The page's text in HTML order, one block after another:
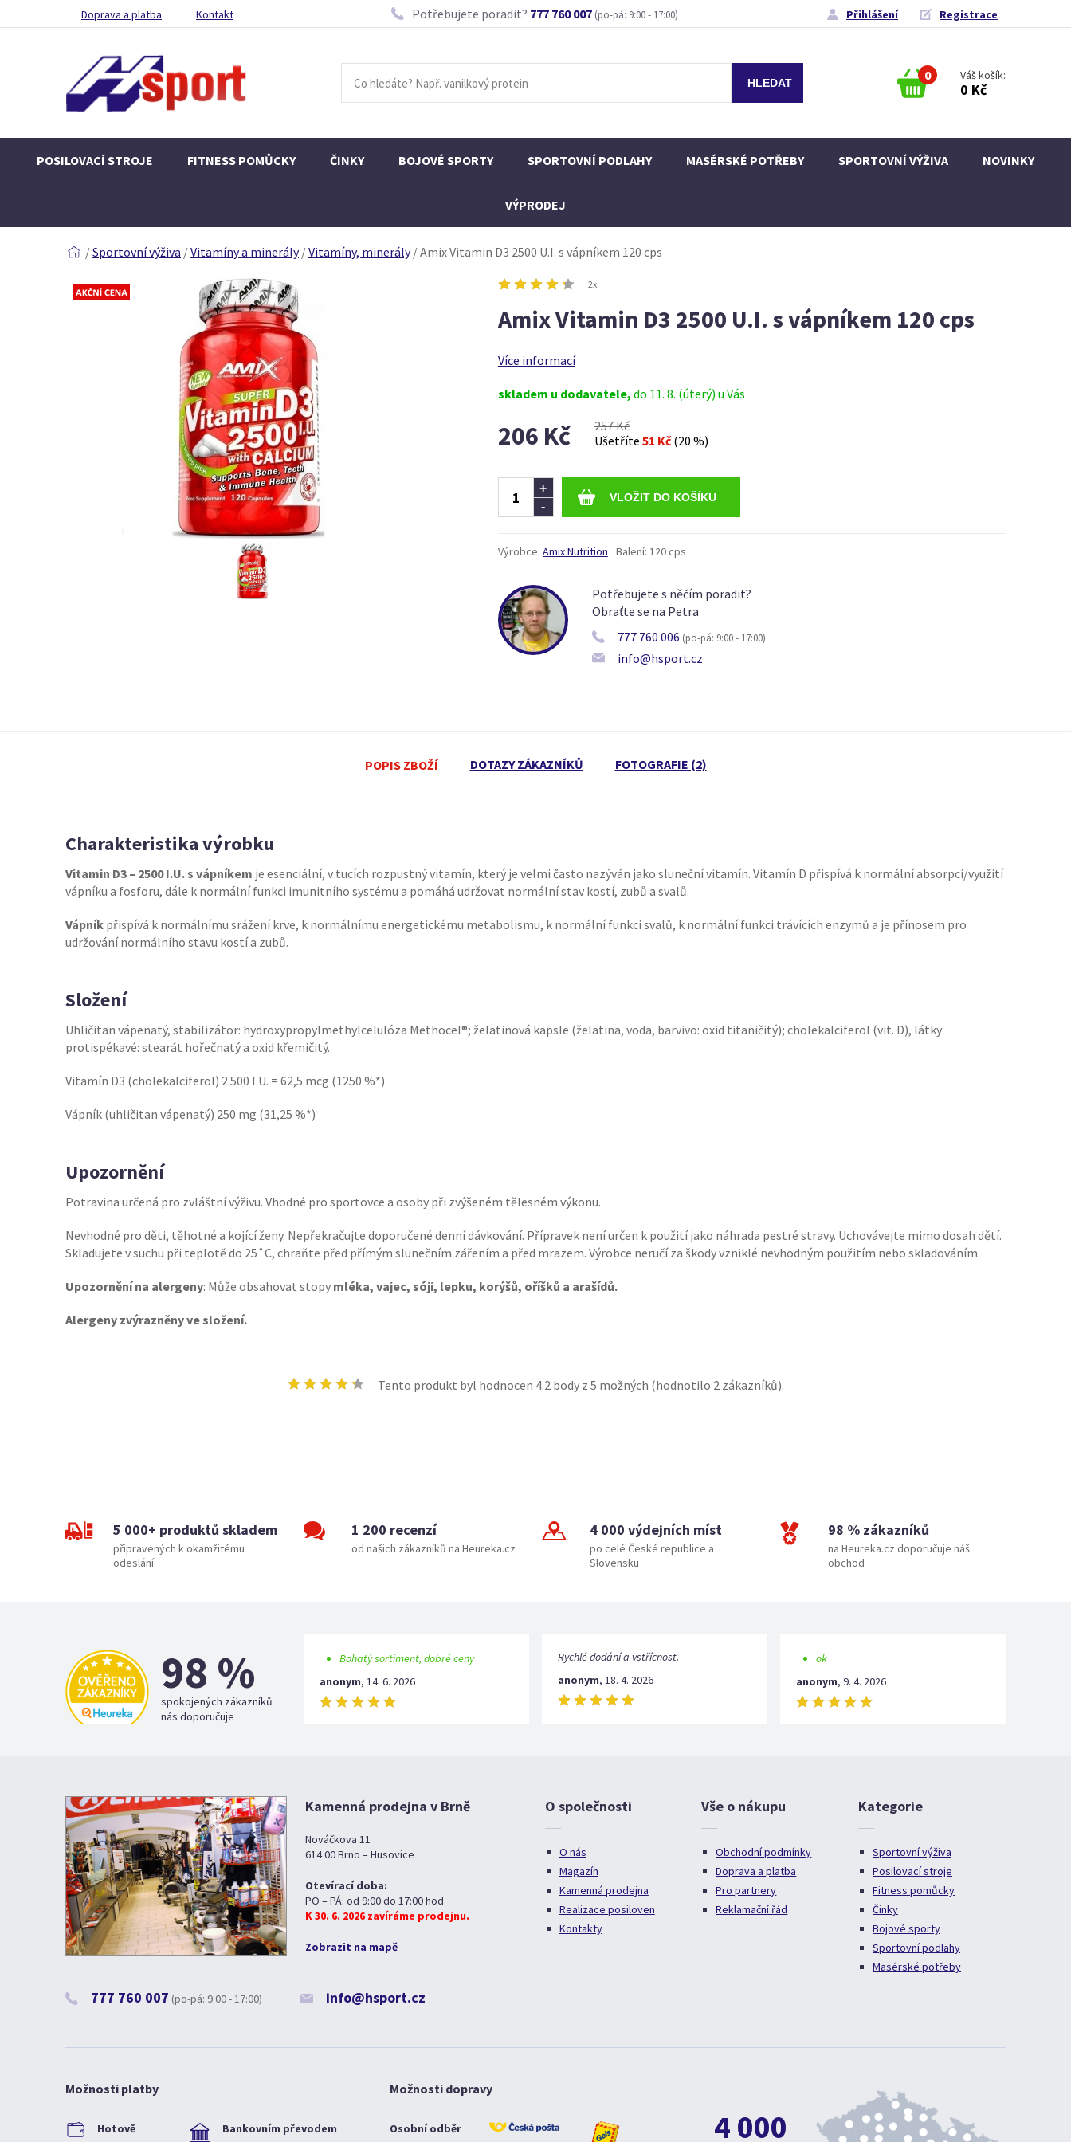
Doprava a platba Kontakt Potřebujete poradit? 777 760 007 (po-pá: 9:00 - 17:00) Přihlášení Registrace
0 Váš košík:
0 Kč
POSILOVACÍ STROJE FITNESS POMŮCKY ČINKY BOJOVÉ SPORTY SPORTOVNÍ PODLAHY MASÉRSKÉ POTŘEBY SPORTOVNÍ VÝŽIVA NOVINKY
VÝPRODEJ
/Sportovní výživa /Vitamíny a minerály /Vitamíny, minerály /Amix Vitamin D3 2500 U.I. s vápníkem 120 cps
2x
Amix Vitamin D3 2500 U.I. s vápníkem 120 cps
Více informací
skladem u dodavatele, do 11. 8. (úterý) u Vás
206 Kč
257 Kč
Ušetříte 51 Kč (20 %)
-
+
Výrobce: Amix Nutrition Balení: 120 cps
Potřebujete s něčím poradit?
Obraťte se na Petra
777 760 006 (po-pá: 9:00 - 17:00)
info@hsport.cz
POPIS ZBOŽÍ DOTAZY ZÁKAZNÍKŮ FOTOGRAFIE (2)
Charakteristika výrobku
Vitamin D3 – 2500 I.U. s vápníkem je esenciální, v tucích rozpustný vitamín, který je velmi často nazýván jako sluneční vitamín. Vitamín D přispívá k normální absorpci/využití
vápníku a fosforu, dále k normální funkci imunitního systému a pomáhá udržovat normální stav kostí, zubů a svalů.
Vápník přispívá k normálnímu srážení krve, k normálnímu energetickému metabolismu, k normální funkci svalů, k normální funkci trávících enzymů a je přínosem pro
udržování normálního stavu kostí a zubů.
Složení
Uhličitan vápenatý, stabilizátor: hydroxypropylmethylcelulóza Methocel®; želatinová kapsle (želatina, voda, barvivo: oxid titaničitý); cholekalciferol (vit. D), látky
protispékavé: stearát hořečnatý a oxid křemičitý.
Vitamín D3 (cholekalciferol) 2.500 I.U. = 62,5 mcg (1250 %*)
Vápník (uhličitan vápenatý) 250 mg (31,25 %*)
Upozornění
Potravina určená pro zvláštní výživu. Vhodné pro sportovce a osoby při zvýšeném tělesném výkonu.
Nevhodné pro děti, těhotné a kojící ženy. Nepřekračujte doporučené denní dávkování. Přípravek není určen k použití jako náhrada pestré stravy. Uchovávejte mimo dosah dětí.
Skladujete v suchu při teplotě do 25˚C, chraňte před přímým slunečním zářením a před mrazem. Výrobce neručí za škody vzniklé nevhodným použitím nebo skladováním.
Upozornění na alergeny: Může obsahovat stopy mléka, vajec, sóji, lepku, korýšů, oříšků a arašídů.
Alergeny zvýrazněny ve složení.
Tento produkt byl hodnocen 4.2body z 5 možných (hodnotilo 2zákazníků).
5 000+ produktů skladem
připravených k okamžitému
odeslání
1 200 recenzí
od našich zákazníků na Heureka.cz
4 000 výdejních míst
po celé České republice a
Slovensku
98 % zákazníků
na Heureka.cz doporučuje náš
obchod
98 %
spokojených zákazníků
nás doporučuje
Bohatý sortiment, dobré ceny
anonym, 14. 6. 2026
Rychlé dodání a vstřícnost.
anonym, 18. 4. 2026
ok
anonym, 9. 4. 2026
Kamenná prodejna v Brně
Nováčkova 11
614 00 Brno – Husovice
Otevírací doba:
PO – PÁ: od 9:00 do 17:00 hod
K 30. 6. 2026 zavíráme prodejnu.
Zobrazit na mapě
777 760 007 (po-pá: 9:00 - 17:00) info@hsport.cz
O společnosti
O nás
Magazín
Kamenná prodejna
Realizace posiloven
Kontakty
Vše o nákupu
Obchodní podmínky
Doprava a platba
Pro partnery
Reklamační řád
Kategorie
Sportovní výživa
Posilovací stroje
Fitness pomůcky
Činky
Bojové sporty
Sportovní podlahy
Masérské potřeby
Možnosti platby
Hotově Bankovním převodem
Možnosti dopravy
Osobní odběr 4 000